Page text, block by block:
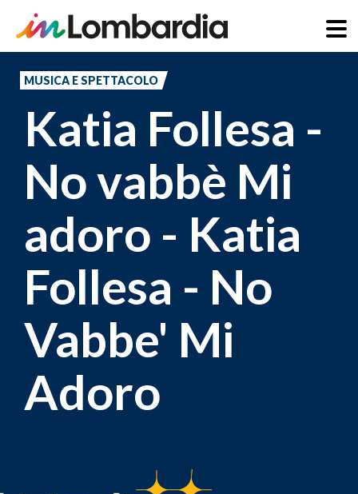
principale
MUSICA E SPETTACOLO
Katia Follesa -
No vabbè Mi
adoro - Katia
Follesa - No
Vabbe' Mi
Adoro